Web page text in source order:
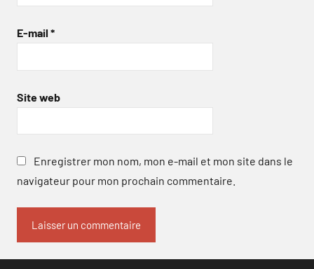
E-mail *
Site web
Enregistrer mon nom, mon e-mail et mon site dans le
navigateur pour mon prochain commentaire.